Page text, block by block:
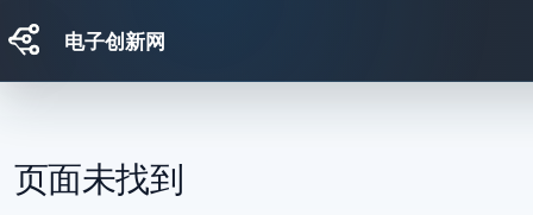
电子创新网
页面未找到